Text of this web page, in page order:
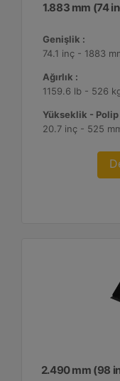
1.883 mm (74
Genişlik :
74.1 inç - 1883
Ağırlık :
1159.6 lb - 526
Yükseklik - Polip
20.7 inç - 525
2.490 mm (98